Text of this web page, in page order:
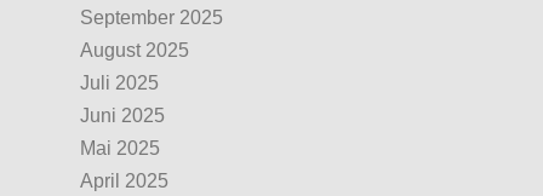
September 2025
August 2025
Juli 2025
Juni 2025
Mai 2025
April 2025